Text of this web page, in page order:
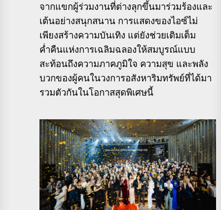
จากแขกผู้ร่วมงานที่ต่างลุกขึ้นมาร่วมร้องและ
เต้นอย่างสนุกสนาน การแสดงของไอซ์ไม่
เพียงสร้างความบันเทิง แต่ยังช่วยเติมเต็ม
ค่ำคืนแห่งการเฉลิมฉลองให้สมบูรณ์แบบ
สะท้อนถึงความภาคภูมิใจ ความสุข และพลัง
บวกของผู้คนในวงการอสังหาริมทรัพย์ที่ได้มา
รวมตัวกันในโอกาสสุดพิเศษนี้